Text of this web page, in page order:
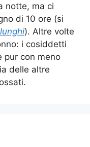
notte, ma ci
di 10 ore (si
). Altre volte
i cosiddetti
pur con meno
delle altre